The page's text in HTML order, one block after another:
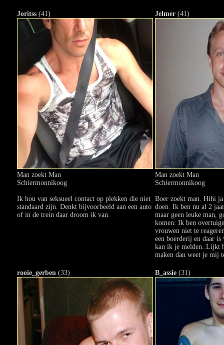
Joritss (41)
Man zoekt Man
Schiermonnikoog
Ik hou van seksueel contact op plekken die niet
standaard zijn. Denkt bijvoorbeeld aan een auto
of in de trein daar droom ik van.
Jelmer (41)
Man zoekt Man
Schiermonnikoog
Boer zoekt man. Hihi
doen. Ik ben nu al 2
maar geen leuke man,
komen. Ik ben
vrouwen niet te
een boerderij en daar
kan ik je melden..Lijkt
maken dan weet je mij
rooie_gerben (33) B_assie (31)